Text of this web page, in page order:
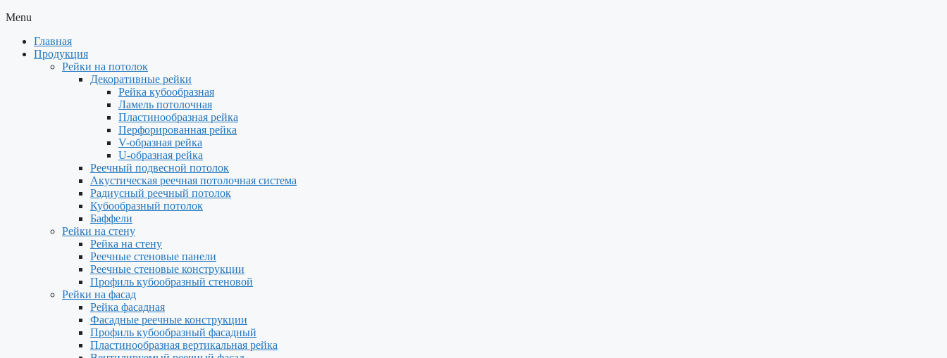
Menu
Главная
Продукция
Рейки на потолок
Декоративные рейки
Рейка кубообразная
Ламель потолочная
Пластинообразная рейка
Перфорированная рейка
V-образная рейка
U-образная рейка
Реечный подвесной потолок
Акустическая реечная потолочная система
Радиусный реечный потолок
Кубообразный потолок
Баффели
Рейки на стену
Рейка на стену
Реечные стеновые панели
Реечные стеновые конструкции
Профиль кубообразный стеновой
Рейки на фасад
Рейка фасадная
Фасадные реечные конструкции
Профиль кубообразный фасадный
Пластинообразная вертикальная рейка